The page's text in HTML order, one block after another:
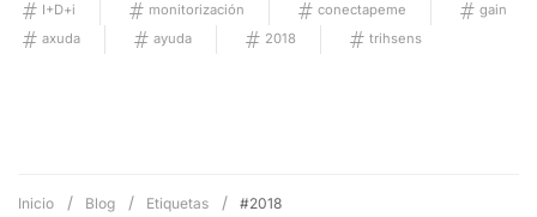
I+D+i monitorización conectapeme
gain
axuda
ayuda 2018 trihsens
Inicio Blog Etiquetas #2018